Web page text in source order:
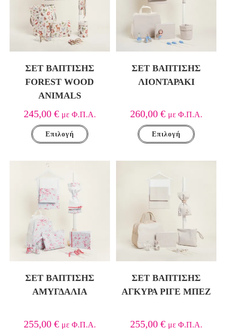
ΣΕΤ ΒΆΠΤΙΣΗΣ
FOREST WOOD
ANIMALS
245,00 € με Φ.Π.Α.
Επιλογή
ΣΕΤ ΒΑΠΤΙΣΗΣ
ΛΙΟΝΤΑΡΑΚΙ
260,00€ με Φ.Π.Α.
Επιλογή
ΣΕΤ ΒΑΠΤΙΣΗΣ
ΑΜΥΓΔΑΛΙΑ
255,00 € με Φ.Π.Α.
ΣΕΤ ΒΑΠΤΙΣΗΣ
ΑΓΚΥΡΑ ΡΙΓΕ ΜΠΕΖ
255,00€ με Φ.Π.Α.